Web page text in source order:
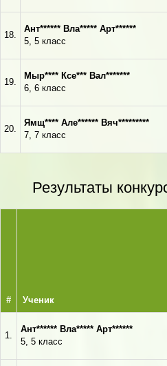
18.
Ант****** Вла***** Арт******
5, 5 класс
19.
Мыр**** Ксе*** Вал*******
6, 6 класс
20.
Ямщ**** Але****** Вяч*********
7, 7 класс
Результаты
# Ученик
1.
Ант****** Вла***** Арт******
5, 5 класс